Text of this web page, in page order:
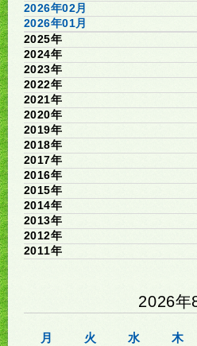
2026年02月
2026年01月
2025年
2024年
2023年
2022年
2021年
2020年
2019年
2018年
2017年
2016年
2015年
2014年
2013年
2012年
2011年
2026年
月 火 水 木